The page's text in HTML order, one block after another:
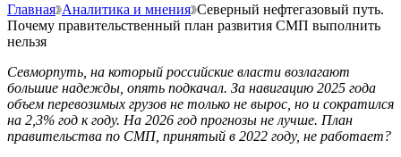
Главная Аналитика и мнения Северный нефтегазовый путь.
Почему правительственный план развития СМП выполнить
нельзя
Севморпуть, на который российские власти возлагают
большие надежды, опять подкачал. За навигацию 2025 года
объем перевозимых грузов не только не вырос, но и сократился
на 2,3% год к году. На 2026 год прогнозы не лучше. План
правительства по СМП, принятый в 2022 году, не работает?